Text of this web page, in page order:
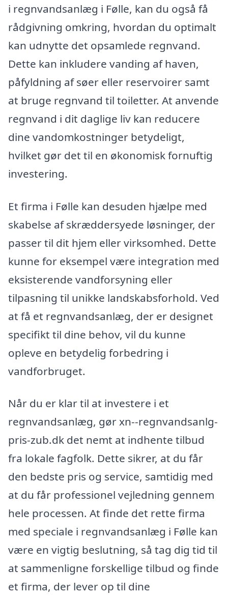
i regnvandsanlæg i Følle, kan du også få
rådgivning omkring, hvordan du optimalt
kan udnytte det opsamlede regnvand.
Dette kan inkludere vanding af haven,
påfyldning af søer eller reservoirer samt
at bruge regnvand til toiletter. At anvende
regnvand i dit daglige liv kan reducere
dine vandomkostninger betydeligt,
hvilket gør det til en økonomisk fornuftig
investering.
Et firma i Følle kan desuden hjælpe med
skabelse af skræddersyede løsninger, der
passer til dit hjem eller virksomhed. Dette
kunne for eksempel være integration med
eksisterende vandforsyning eller
tilpasning til unikke landskabsforhold. Ved
at få et regnvandsanlæg, der er designet
specifikt til dine behov, vil du kunne
opleve en betydelig forbedring i
vandforbruget.
Når du er klar til at investere i et
regnvandsanlæg, gør xn--regnvandsanlg-
pris-zub.dk det nemt at indhente tilbud
fra lokale fagfolk. Dette sikrer, at du får
den bedste pris og service, samtidig med
at du får professionel vejledning gennem
hele processen. At finde det rette firma
med speciale i regnvandsanlæg i Følle kan
være en vigtig beslutning, så tag dig tid til
at sammenligne forskellige tilbud og finde
et firma, der lever op til dine